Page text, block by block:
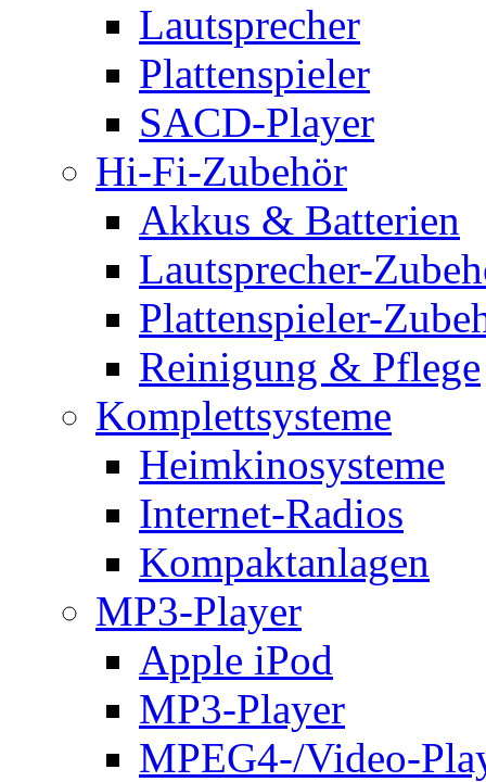
Lautsprecher
Plattenspieler
SACD-Player
Hi-Fi-Zubehör
Akkus & Batterien
Lautsprecher-
Plattenspieler-
Reinigung & Pflege
Komplettsysteme
Heimkinosysteme
Internet-Radios
Kompaktanlagen
MP3-Player
Apple iPod
MP3-Player
MPEG4-/Video-